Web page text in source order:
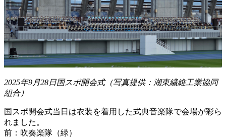
2025年9月28日国スポ開会式（写真提供：湖東繊維工業協同
組合）
国スポ開会式当日は衣装を着用した式典音楽隊で会場が彩ら
れました。
前：吹奏楽隊（緑）